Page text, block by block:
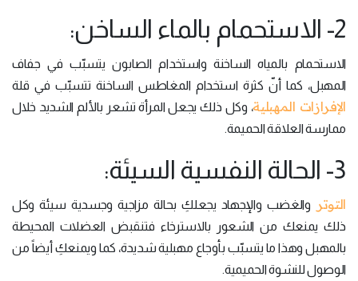
2- الاستحمام بالماء الساخن:
الاستحمام بالمياه الساخنة واستخدام الصابون يتسبّب في جفاف
المهبل، كما أنّ كثرة استخدام المغاطس الساخنة تتسبّب في قلة
الإفرازات المهبلية، وكل ذلك يجعل المرأة تشعر بالألم الشديد خلال
ممارسة العلاقة الحميمة.
3- الحالة النفسية السيئة:
التوتر
والغضب والإجهاد يجعلكِ بحالة مزاجية وجسدية سيئة وكل
ذلك يمنعك من الشعور بالاسترخاء فتنقبض العضلات المحيطة
بالمهبل وهذا ما يتسبّب بأوجاع مهبلية شديدة، كما ويمنعكِ أيضاً من
الوصول للنشوة الحميمية.